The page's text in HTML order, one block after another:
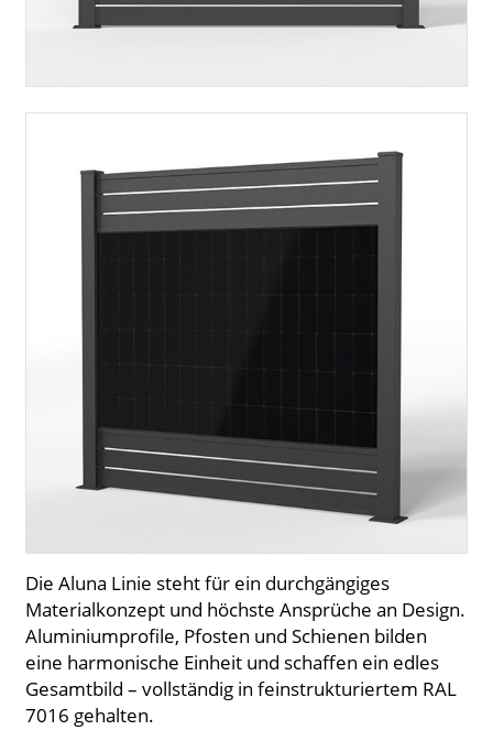
Die Aluna Linie steht für ein durchgängiges
Materialkonzept und höchste Ansprüche an Design.
Aluminiumprofile, Pfosten und Schienen bilden
eine harmonische Einheit und schaffen ein edles
Gesamtbild – vollständig in feinstrukturiertem RAL
7016 gehalten.